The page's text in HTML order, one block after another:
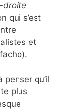
droite
qui s’est
et
penser qu’il
plus